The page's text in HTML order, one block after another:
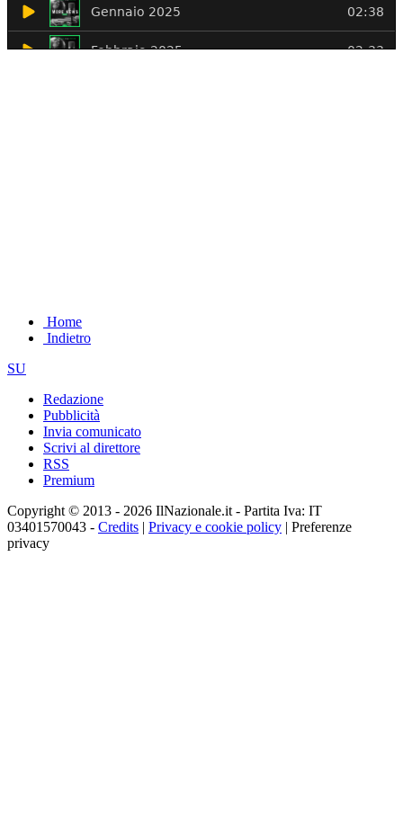
Home
Indietro
SU
Redazione
Pubblicità
Invia comunicato
Scrivi al direttore
RSS
Premium
Copyright © 2013 - 2026 IlNazionale.it - Partita Iva: IT
03401570043 - Credits | Privacy e cookie policy | Preferenze
privacy